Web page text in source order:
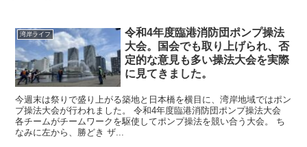
湾岸ライフ
令和4年度臨港消防団ポンプ操法
大会。国会でも取り上げられ、否
定的な意見も多い操法大会を実際
に見てきました。
今週末は祭りで盛り上がる築地と日本橋を横目に、湾岸地域ではポン
プ操法大会が行われました。 令和4年度臨港消防団ポンプ操法大会
各チームがチームワークを駆使してポンプ操法を競い合う大会。 ち
なみに左から、勝どき ザ...